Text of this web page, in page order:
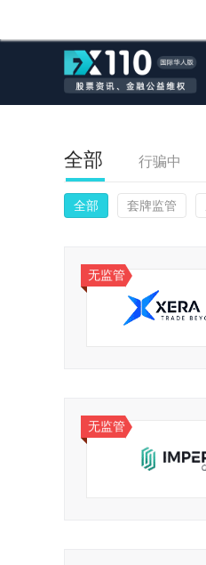
全部 行骗中
全部 套牌监管
无监管
无监管